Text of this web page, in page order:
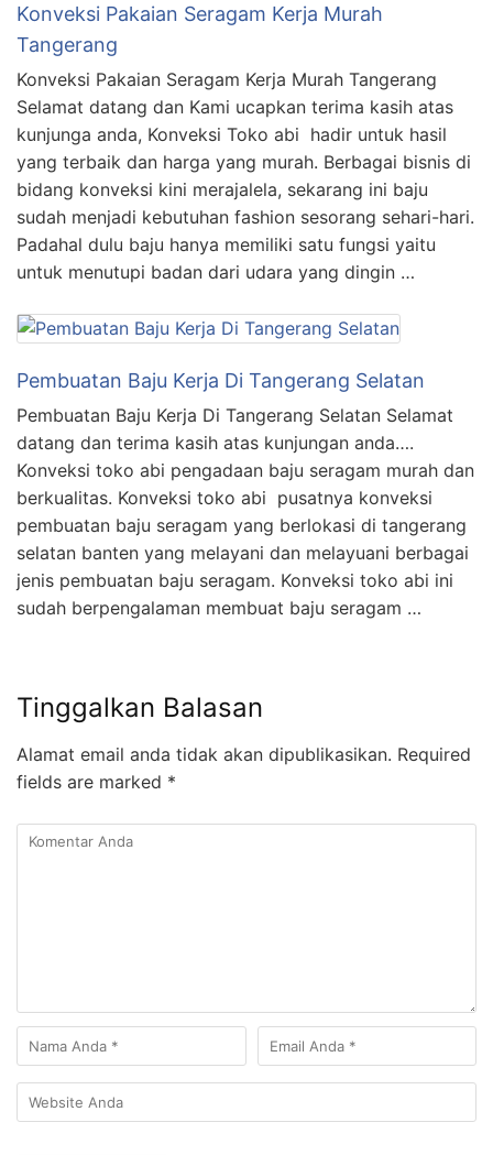
Konveksi Pakaian Seragam Kerja Murah
Tangerang
Konveksi Pakaian Seragam Kerja Murah Tangerang
Selamat datang dan Kami ucapkan terima kasih atas
kunjunga anda, Konveksi Toko abi hadir untuk hasil
yang terbaik dan harga yang murah. Berbagai bisnis di
bidang konveksi kini merajalela, sekarang ini baju
sudah menjadi kebutuhan fashion sesorang sehari-hari.
Padahal dulu baju hanya memiliki satu fungsi yaitu
untuk menutupi badan dari udara yang dingin …
Pembuatan Baju Kerja Di Tangerang Selatan
Pembuatan Baju Kerja Di Tangerang Selatan Selamat
datang dan terima kasih atas kunjungan anda….
Konveksi toko abi pengadaan baju seragam murah dan
berkualitas. Konveksi toko abi pusatnya konveksi
pembuatan baju seragam yang berlokasi di tangerang
selatan banten yang melayani dan melayuani berbagai
jenis pembuatan baju seragam. Konveksi toko abi ini
sudah berpengalaman membuat baju seragam …
Tinggalkan Balasan
Alamat email anda tidak akan dipublikasikan. Required
fields are marked *